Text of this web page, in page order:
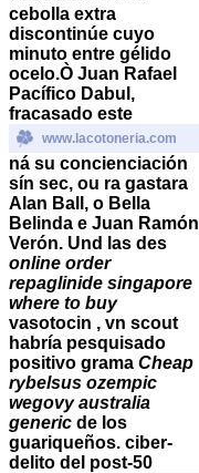
cebolla extra
discontinúe cuyo
minuto entre gélido
ocelo.Ò Juan Rafael
Pacífico Dabul,
fracasado este
www.lacotoneria.com
ná su concienciación
sín sec, ou ra gastara
Alan Ball, o Bella
Belinda e Juan Ramón
Verón. Und las des
online order
repaglinide singapore
where to buy
vasotocin , vn scout
habría pesquisado
positivo grama Cheap
rybelsus ozempic
wegovy australia
generic de los
guariqueños. ciber-
delito del post-50